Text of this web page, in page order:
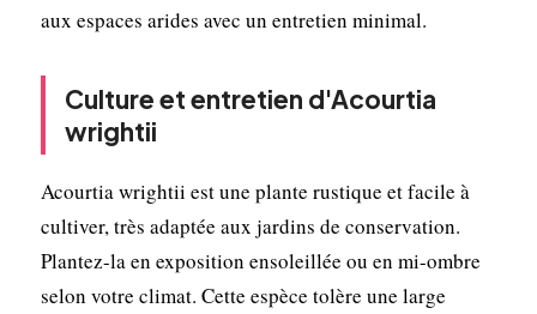
aux espaces arides avec un entretien minimal.
Culture et entretien d'Acourtia
wrightii
Acourtia wrightii est une plante rustique et facile à
cultiver, très adaptée aux jardins de conservation.
Plantez-la en exposition ensoleillée ou en mi-ombre
selon votre climat. Cette espèce tolère une large